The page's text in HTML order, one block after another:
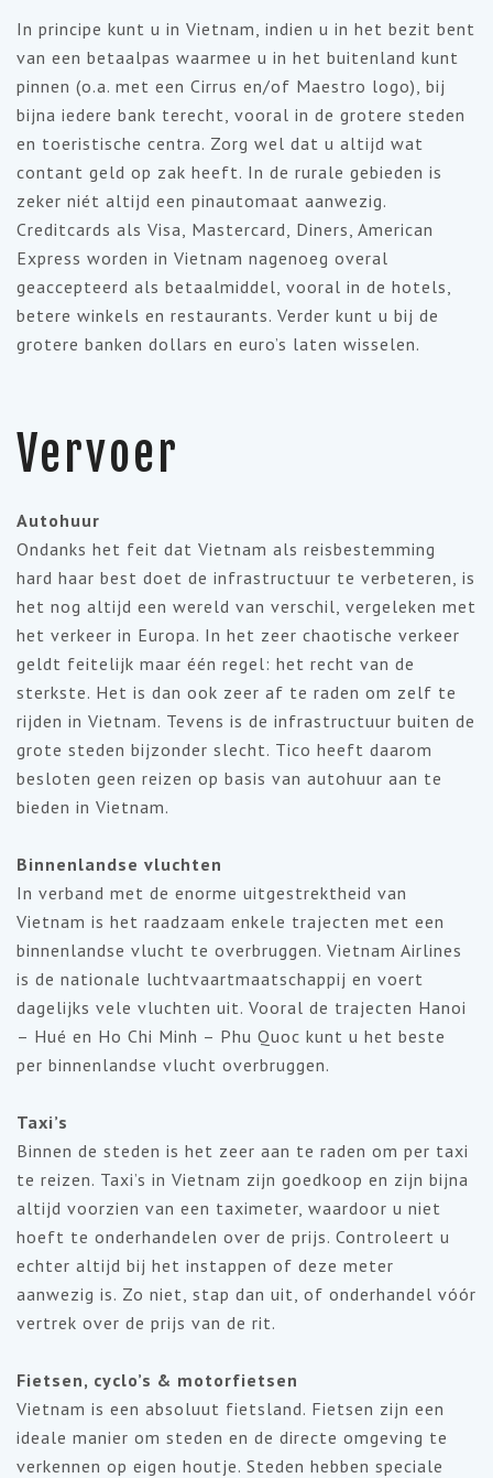
In principe kunt u in Vietnam, indien u in het bezit bent
van een betaalpas waarmee u in het buitenland kunt
pinnen (o.a. met een Cirrus en/of Maestro logo), bij
bijna iedere bank terecht, vooral in de grotere steden
en toeristische centra. Zorg wel dat u altijd wat
contant geld op zak heeft. In de rurale gebieden is
zeker niét altijd een pinautomaat aanwezig.
Creditcards als Visa, Mastercard, Diners, American
Express worden in Vietnam nagenoeg overal
geaccepteerd als betaalmiddel, vooral in de hotels,
betere winkels en restaurants. Verder kunt u bij de
grotere banken dollars en euro’s laten wisselen.
Vervoer
Autohuur
Ondanks het feit dat Vietnam als reisbestemming
hard haar best doet de infrastructuur te verbeteren, is
het nog altijd een wereld van verschil, vergeleken met
het verkeer in Europa. In het zeer chaotische verkeer
geldt feitelijk maar één regel: het recht van de
sterkste. Het is dan ook zeer af te raden om zelf te
rijden in Vietnam. Tevens is de infrastructuur buiten de
grote steden bijzonder slecht. Tico heeft daarom
besloten geen reizen op basis van autohuur aan te
bieden in Vietnam.
Binnenlandse vluchten
In verband met de enorme uitgestrektheid van
Vietnam is het raadzaam enkele trajecten met een
binnenlandse vlucht te overbruggen. Vietnam Airlines
is de nationale luchtvaartmaatschappij en voert
dagelijks vele vluchten uit. Vooral de trajecten Hanoi
– Hué en Ho Chi Minh – Phu Quoc kunt u het beste
per binnenlandse vlucht overbruggen.
Taxi’s
Binnen de steden is het zeer aan te raden om per taxi
te reizen. Taxi’s in Vietnam zijn goedkoop en zijn bijna
altijd voorzien van een taximeter, waardoor u niet
hoeft te onderhandelen over de prijs. Controleert u
echter altijd bij het instappen of deze meter
aanwezig is. Zo niet, stap dan uit, of onderhandel vóór
vertrek over de prijs van de rit.
Fietsen, cyclo’s & motorfietsen
Vietnam is een absoluut fietsland. Fietsen zijn een
ideale manier om steden en de directe omgeving te
verkennen op eigen houtje. Steden hebben speciale